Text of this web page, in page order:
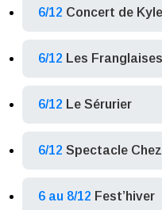
6/12 Concert de
6/12 Les Franglaises
6/12 Le Sérurier
6/12 Spectacle
6 au 8/12 Fest’hiver